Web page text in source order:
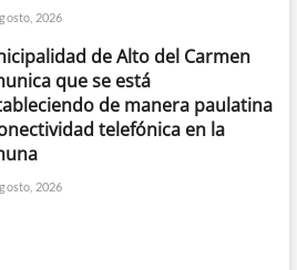
2026
de Alto del Carmen
que se está
de manera paulatina
telefónica en la
2026